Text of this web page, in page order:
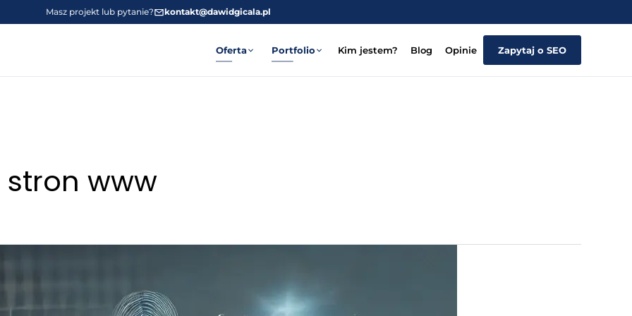
Masz projekt lub pytanie? kontakt@dawidgicala.pl
Oferta Portfolio Kim jestem? Blog Opinie Zapytaj o SEO
www